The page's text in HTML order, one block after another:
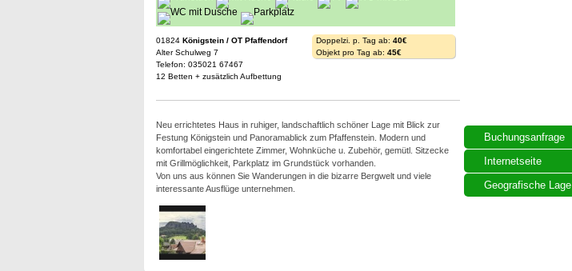
Buchungsanfrage
Internetseite
Geografische Lage
01824 Königstein / OT Pfaffendorf
Alter Schulweg 7
Telefon: 035021 67467
12 Betten + zusätzlich Aufbettung
Doppelzi. p. Tag ab: 40€
Objekt pro Tag ab: 45€
Neu errichtetes Haus in ruhiger, landschaftlich schöner Lage mit Blick zur
Festung Königstein und Panoramablick zum Pfaffenstein. Modern und
komfortabel eingerichtete Zimmer, Wohnküche u. Zubehör, gemütl. Sitzecke
mit Grillmöglichkeit, Parkplatz im Grundstück vorhanden.
Von uns aus können Sie Wanderungen in die bizarre Bergwelt und viele
interessante Ausflüge unternehmen.